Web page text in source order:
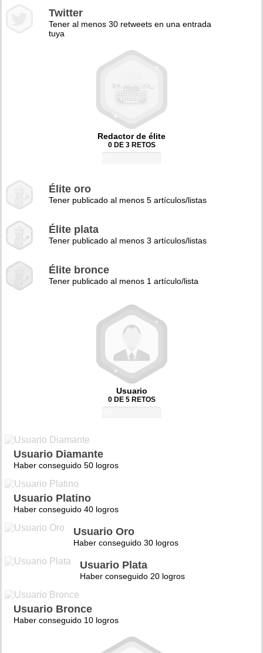
Twitter
Tener al menos 30 retweets en una entrada
tuya
Redactor de élite
0 DE 3 RETOS
Élite oro
Tener publicado al menos 5 artículos/listas
Élite plata
Tener publicado al menos 3 artículos/listas
Élite bronce
Tener publicado al menos 1 artículo/lista
Usuario
0 DE 5 RETOS
Usuario Diamante
Haber conseguido 50 logros
Usuario Platino
Haber conseguido 40 logros
Usuario Oro
Haber conseguido 30 logros
Usuario Plata
Haber conseguido 20 logros
Usuario Bronce
Haber conseguido 10 logros